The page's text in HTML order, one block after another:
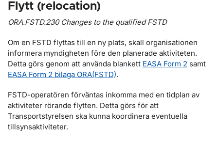
Flytt (relocation)
ORA.FSTD.230 Changes to the qualified FSTD
Om en FSTD flyttas till en ny plats, skall organisationen
informera myndigheten före den planerade aktiviteten.
Detta görs genom att använda blankett EASA Form 2 samt
EASA Form 2 bilaga ORA(FSTD).
FSTD-operatören förväntas inkomma med en tidplan av
aktiviteter rörande flytten. Detta görs för att
Transportstyrelsen ska kunna koordinera eventuella
tillsynsaktiviteter.